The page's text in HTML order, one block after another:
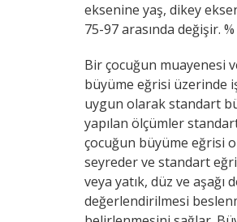
eksenine yaş, dikey
75-97 arasında değişir.
Bir çocuğun muayenesi
büyüme eğrisi üzerinde
uygun olarak standart
yapılan ölçümler
çocuğun büyüme eğrisi
seyreder ve standart
veya yatık, düz ve
değerlendirilmesi